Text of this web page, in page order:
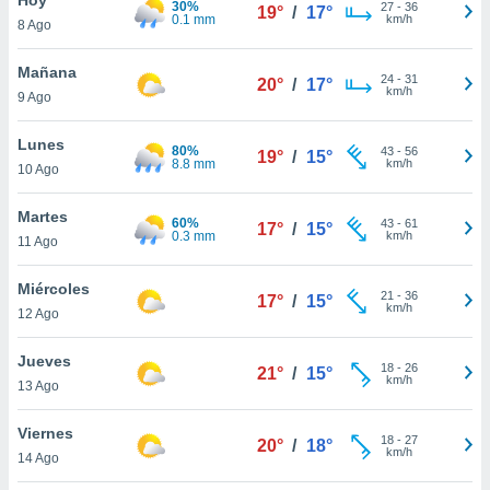
y
en
más
de
8 Ago
30%
0.1 mm
19° / 17° 27- 36
km/h
Mañana
9 Ago
20° / 17° 24- 31
km/h
Lunes
10 Ago
80%
8.8 mm
19° / 15° 43- 56
km/h
Martes
11 Ago
60%
0.3 mm
17° / 15° 43- 61
km/h
Miércoles
12 Ago
17° / 15° 21 - 36
km/h
Jueves
13 Ago
21° / 15° 18- 26
km/h
Viernes
14 Ago
20° / 18° 18- 27
km/h